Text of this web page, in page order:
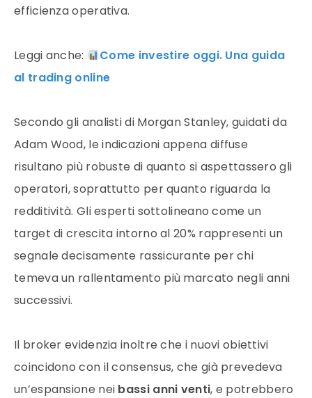
efficienza operativa.
Leggi anche:
Come investire oggi. Una guida
al trading online
Secondo gli analisti di Morgan Stanley, guidati da
Adam Wood, le indicazioni appena diffuse
risultano più robuste di quanto si aspettassero gli
operatori, soprattutto per quanto riguarda la
redditività. Gli esperti sottolineano come un
target di crescita intorno al 20% rappresenti un
segnale decisamente rassicurante per chi
temeva un rallentamento più marcato negli anni
successivi.
Il broker evidenzia inoltre che i nuovi obiettivi
coincidono con il consensus, che già prevedeva
un’espansione nei bassi anni venti, e potrebbero